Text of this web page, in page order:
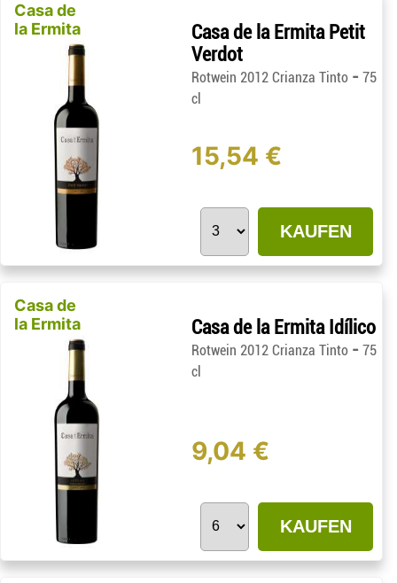
Casa de
la Ermita
Casa de la Ermita Petit
Verdot
Rotwein 2012 Crianza Tinto -75
cl
15,54 €
KAUFEN
Casa de
la Ermita
Casa de la Ermita Idílico
Rotwein 2012 Crianza Tinto -75
cl
9,04 €
KAUFEN